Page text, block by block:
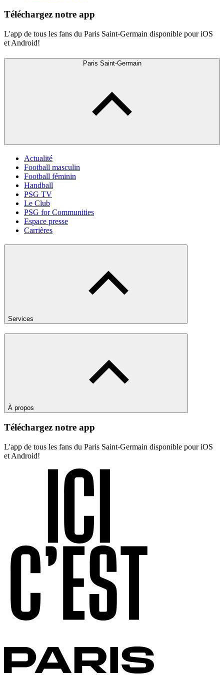
Téléchargez notre app
L'app de tous les fans du Paris Saint-Germain disponible pour iOS
et Android!
Paris Saint-Germain
Actualité
Football masculin
Football féminin
Handball
PSG TV
Le Club
PSG for Communities
Espace presse
Carrières
Services
À propos
Téléchargez notre app
L'app de tous les fans du Paris Saint-Germain disponible pour iOS
et Android!